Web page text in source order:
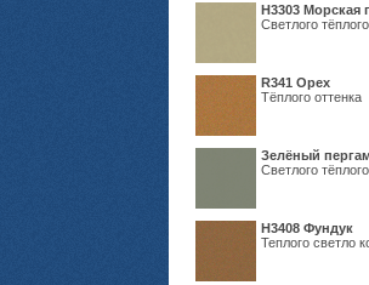
H3303 Морская
Светлого
R341 Орех
Тёплого оттенка
Зелёный
Светлого
Н3408 Фундук
Теплого светло